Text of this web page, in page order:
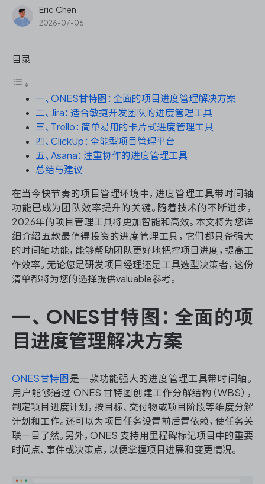
企业知识库管理
研发效能管理
DevOps
资源和工时管理
服务台和工单管理
IPD 研发管理
ASPICE 研发管理
ONES 资讯
ONES 资讯
Eric Chen
2026-07-06
目录
一、ONES甘特图：全面的项目进度管理解决方案
二、Jira：适合敏捷开发团队的进度管理工具
三、Trello：简单易用的卡片式进度管理工具
四、ClickUp：全能型项目管理平台
五、Asana：注重协作的进度管理工具
总结与建议
在当今快节奏的项目管理环境中，进度管理工具带时间轴
功能已成为团队效率提升的关键。随着技术的不断进步，
2026年的项目管理工具将更加智能和高效。本文将为您详
细介绍五款最值得投资的进度管理工具，它们都具备强大
的时间轴功能，能够帮助团队更好地把控项目进度，提高工
作效率。无论您是研发项目经理还是工具选型决策者，这份
清单都将为您的选择提供valuable参考。
一、ONES甘特图：全面的项
目进度管理解决方案
ONES甘特图 是一款功能强大的进度管理工具带时间轴。
用户能够通过 ONES 甘特图创建工作分解结构（WBS），
制定项目进度计划，按目标、交付物或项目阶段等维度分解
计划和工作。还可以为项目任务设置前后置依赖，使任务关
联一目了然。另外，ONES 支持用里程碑标记项目中的重要
时间点、事件或决策点，以便掌握项目进展和变更情况。